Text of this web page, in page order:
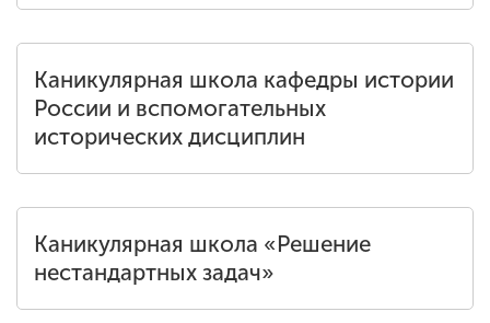
Каникулярная школа кафедры истории
России и вспомогательных
исторических дисциплин
Каникулярная школа «Решение
нестандартных задач»